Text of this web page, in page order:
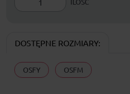
DOSTĘPNE ROZMIARY:
OSFY OSFM